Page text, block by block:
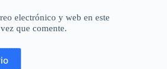
electrónico y web en este
que comente.